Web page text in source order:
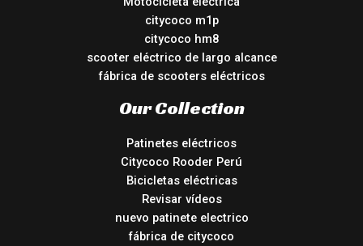
citycoco m1p
citycoco hm8
scooter eléctrico de largo alcance
fábrica de scooters eléctricos
Our Collection
Patinetes eléctricos
Citycoco Rooder Perú
Bicicletas eléctricas
Revisar vídeos
nuevo patinete electrico
fábrica de citycoco